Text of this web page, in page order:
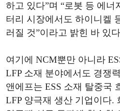
하고 있다”며 “로봇 등 에너
터리 시장에서도 하이니켈
러질 것”이라고 밝힌 바 있
여기에 NCM뿐만 아니라
LFP 소재 분야에서도 경쟁
앤에프는 ESS 소재 탈중국
LFP 양극재 생산 기업이다.